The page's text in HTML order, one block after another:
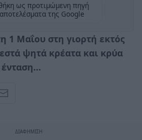
ως προτιμώμενη πηγή
της Google
1 Μαΐου στη γιορτή εκτός
ψητά κρέατα και κρύα